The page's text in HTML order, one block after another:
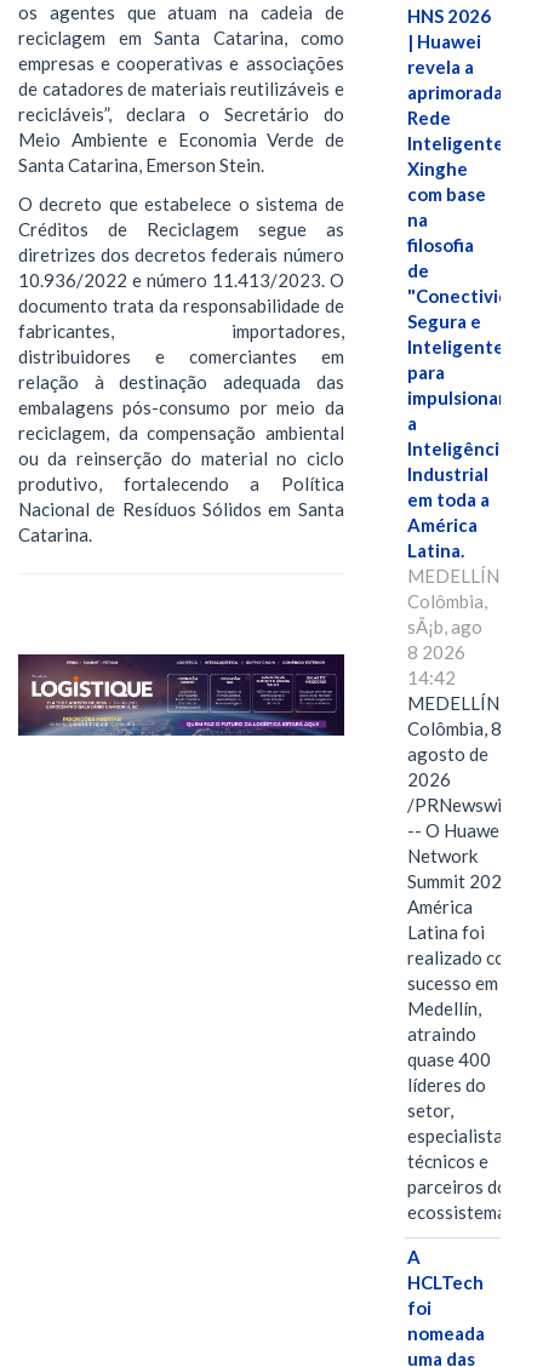
os agentes que atuam na cadeia de
reciclagem em Santa Catarina, como
empresas e cooperativas e associações
de catadores de materiais reutilizáveis e
recicláveis”, declara o Secretário do
Meio Ambiente e Economia Verde de
Santa Catarina, Emerson Stein.
O decreto que estabelece o sistema de
Créditos de Reciclagem segue as
diretrizes dos decretos federais número
10.936/2022 e número 11.413/2023. O
documento trata da responsabilidade de
fabricantes, importadores,
distribuidores e comerciantes em
relação à destinação adequada das
embalagens pós-consumo por meio da
reciclagem, da compensação ambiental
ou da reinserção do material no ciclo
produtivo, fortalecendo a Política
Nacional de Resíduos Sólidos em Santa
Catarina.
HNS 2026
| Huawei
revela a
aprimorada
Rede
Inteligente
Xinghe
com base
na
filosofia
de
"Conectividade
Segura e
Inteligente"
para
impulsionar
a
Inteligência
Industrial
em toda a
América
Latina.
MEDELLÍN,
Colômbia,
sÃ¡b, ago
8 2026
14:42
MEDELLÍN,
Colômbia, 8 de
agosto de
2026
/PRNewswire/
-- O Huawei
Network
Summit 2026
América
Latina foi
realizado com
sucesso em
Medellín,
atraindo
quase 400
líderes do
setor,
especialistas
técnicos e
parceiros do
ecossistema.…
A
HCLTech
foi
nomeada
uma das